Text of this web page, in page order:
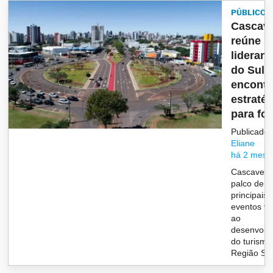
PÚBLICO
reúne
do Sul
para
Publicado
Eliane
há 2
Cascavel
palco de
principais
eventos
ao
do
Região